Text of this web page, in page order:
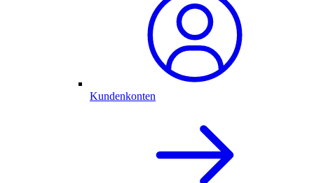
Kundenkonten